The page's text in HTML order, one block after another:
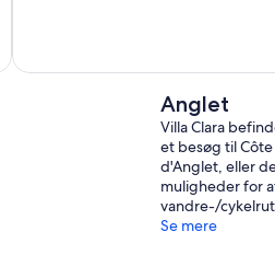
Anglet
Villa Clara
et besøg til
d'Anglet, eller
muligheder for
vandre-/
Se mere